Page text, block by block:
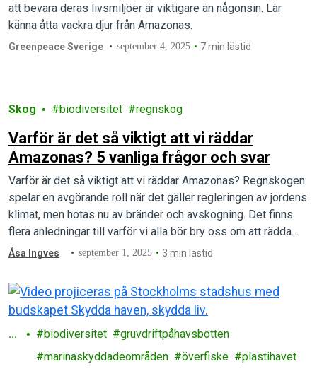
att bevara deras livsmiljöer är viktigare än någonsin. Lär
känna åtta vackra djur från Amazonas.
Greenpeace Sverige september 4, 2025 7 min lästid
Skog biodiversitet regnskog
Varför är det så viktigt att vi räddar
Amazonas? 5 vanliga frågor och svar
Varför är det så viktigt att vi räddar Amazonas? Regnskogen
spelar en avgörande roll när det gäller regleringen av jordens
klimat, men hotas nu av bränder och avskogning. Det finns
flera anledningar till varför vi alla bör bry oss om att rädda
världens största regnskog.
Åsa Ingves september 1, 2025 3 min lästid
H
biodiversitet
gruvdriftpåhavsbotten
marinaskyddadeområden
överfiske plastihavet